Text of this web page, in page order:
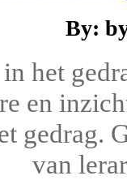
By:
het
en
gedrag.
van